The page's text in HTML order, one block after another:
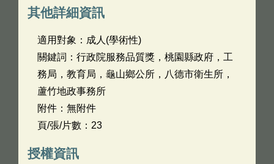
其他詳細資訊
適用對象：成人(學術性)
關鍵詞：行政院服務品質獎，桃園縣政府，工
務局，教育局，龜山鄉公所，八德市衛生所，
蘆竹地政事務所
附件：無附件
頁/張/片數：23
授權資訊